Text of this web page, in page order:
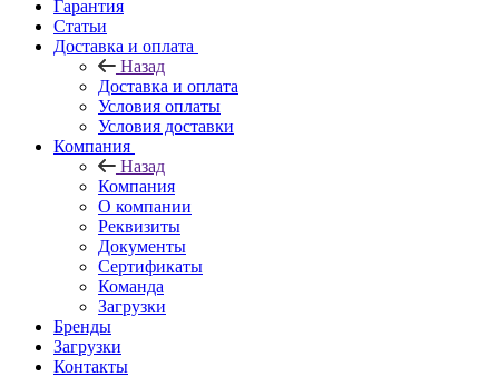
Гарантия
Статьи
Доставка и оплата
Назад
Доставка и оплата
Условия оплаты
Условия доставки
Компания
Назад
Компания
О компании
Реквизиты
Документы
Сертификаты
Команда
Загрузки
Бренды
Загрузки
Контакты